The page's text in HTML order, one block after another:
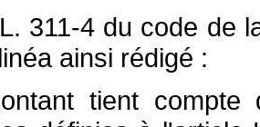
311-4 du code de
ainsi rédigé :
tient compte